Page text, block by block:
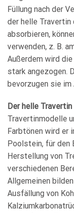
Füllung nach der
der helle Travertin
absorbieren,
verwenden, z. B.
Außerdem wird
stark angezogen.
bevorzugen sie im
Der helle
Travertinmodelle
Farbtönen wird er
Poolstein, für den
Herstellung von
verschiedenen
Allgemeinen
Ausfällung von